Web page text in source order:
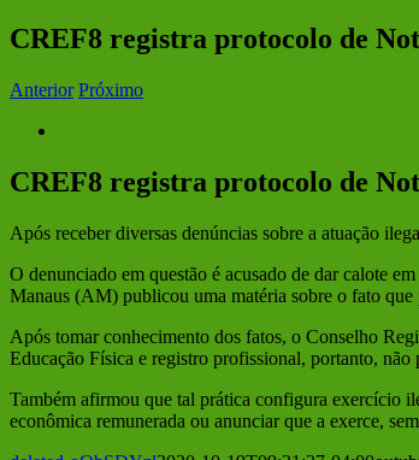
CREF8 registra protocolo de
Anterior Próximo
Image
CREF8 registra protocolo de
Após receber diversas denúncias sobre a atuação
O denunciado em questão é acusado de dar calote
Manaus (AM) publicou uma matéria sobre o fato que
Após tomar conhecimento dos fatos, o Conselho
Educação Física e registro profissional, portanto,
Também afirmou que tal prática configura exercício
econômica remunerada ou anunciar que a exerce,